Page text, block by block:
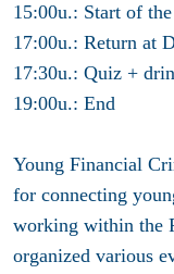
15:00u.: Start of
17:00u.: Return at
17:30u.: Quiz +
19:00u.: End
Young Financial
for connecting
working within the
organized various